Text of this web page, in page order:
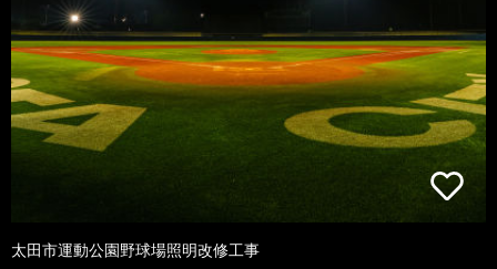
太田市運動公園野球場照明改修工事